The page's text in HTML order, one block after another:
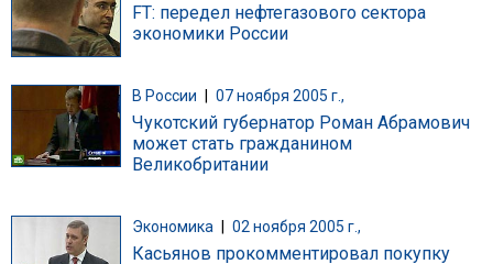
FT: передел нефтегазового сектора
экономики России
В России 07 ноября 2005 г.,
Чукотский губернатор Роман Абрамович
может стать гражданином
Великобритании
Экономика 02 ноября 2005 г.,
Касьянов прокомментировал покупку